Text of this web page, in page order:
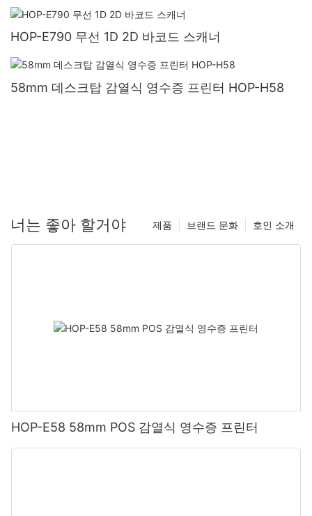
HOP-E790 무선 1D 2D 바코드 스캐너
58mm 데스크탑 감열식 영수증 프린터 HOP-H58
너는 좋아 할거야 호인 소개
브랜드 문화
제품
HOP-E58 58mm POS 감열식 영수증 프린터